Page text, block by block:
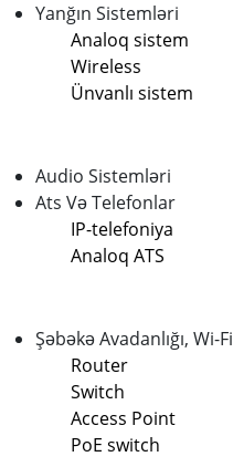
Yanğın Sistemləri
Analoq sistem
Wireless
Ünvanlı sistem
Audio Sistemləri
Ats Və Telefonlar
IP-telefoniya
Analoq ATS
Şəbəkə Avadanlığı, Wi-Fi
Router
Switch
Access Point
PoE switch